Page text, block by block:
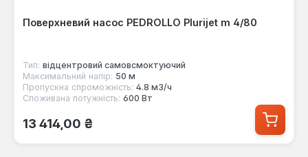
Поверхневий насос PEDROLLO Plurijet m 4/80
Тип: відцентровий самовсмоктуючий
Максимальний напір: 50 м
Пропускна спроможність: 4.8 м3/ч
Споживана потужність: 600 Вт
Звичайна ціна:
13 414,00 ₴